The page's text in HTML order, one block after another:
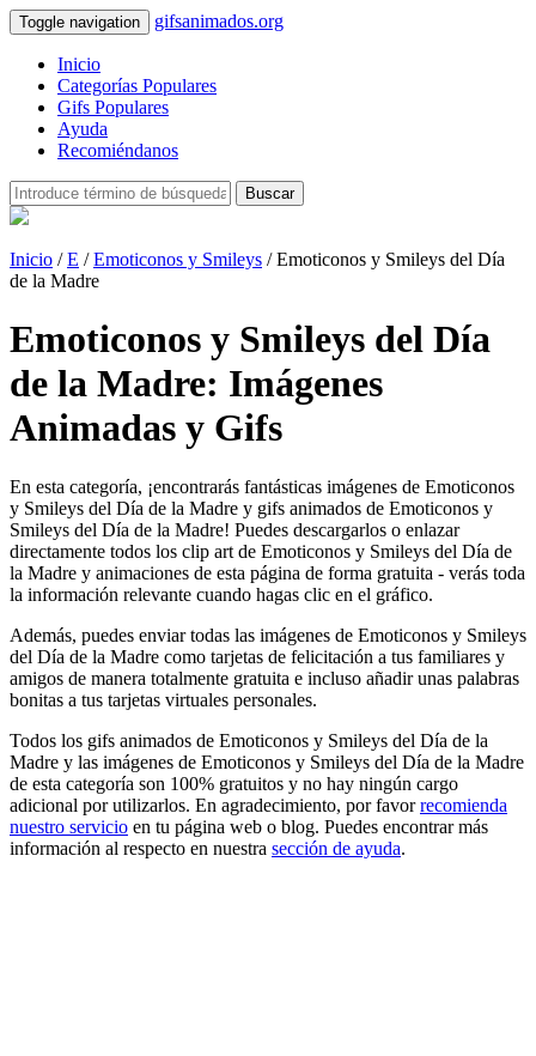
Toggle navigation gifsanimados.org
Inicio
Categorías Populares
Gifs Populares
Ayuda
Recomiéndanos
Buscar
Inicio /E /Emoticonos y Smileys / Emoticonos y Smileys del Día
de la Madre
Emoticonos y Smileys del Día
de la Madre: Imágenes
Animadas y Gifs
En esta categoría, ¡encontrarás fantásticas imágenes de Emoticonos
y Smileys del Día de la Madre y gifs animados de Emoticonos y
Smileys del Día de la Madre! Puedes descargarlos o enlazar
directamente todos los clip art de Emoticonos y Smileys del Día de
la Madre y animaciones de esta página de forma gratuita - verás toda
la información relevante cuando hagas clic en el gráfico.
Además, puedes enviar todas las imágenes de Emoticonos y Smileys
del Día de la Madre como tarjetas de felicitación a tus familiares y
amigos de manera totalmente gratuita e incluso añadir unas palabras
bonitas a tus tarjetas virtuales personales.
Todos los gifs animados de Emoticonos y Smileys del Día de la
Madre y las imágenes de Emoticonos y Smileys del Día de la Madre
de esta categoría son 100% gratuitos y no hay ningún cargo
adicional por utilizarlos. En agradecimiento, por favorrecomienda
nuestro servicio en tu página web o blog. Puedes encontrar más
información al respecto en nuestra sección de ayuda.